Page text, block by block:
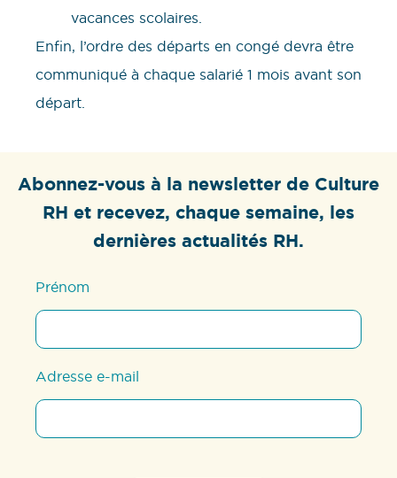
vacances scolaires.
Enfin, l’ordre des départs en congé devra être
communiqué à chaque salarié 1 mois avant son
départ.
Abonnez-vous à la newsletter de Culture
RH et recevez, chaque semaine, les
dernières actualités RH.
Prénom
Adresse e-mail